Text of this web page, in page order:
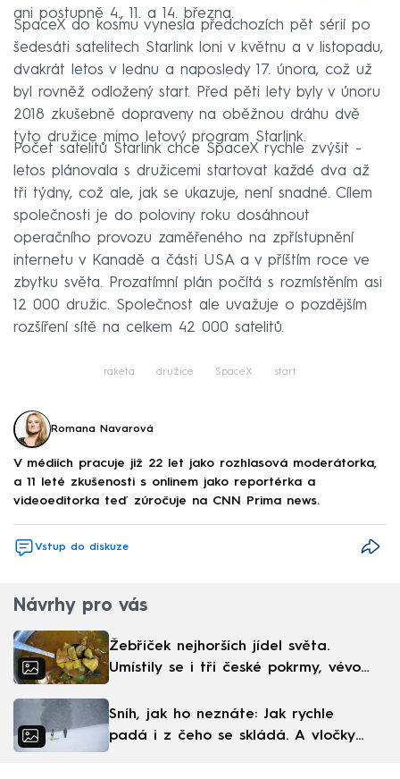
ani postupně 4., 11. a 14. března.
SpaceX do kosmu vynesla předchozích pět sérií po
šedesáti satelitech Starlink loni v květnu a v listopadu,
dvakrát letos v lednu a naposledy 17. února, což už
byl rovněž odložený start. Před pěti lety byly v únoru
2018 zkušebně dopraveny na oběžnou dráhu dvě
tyto družice mimo letový program Starlink.
Počet satelitů Starlink chce SpaceX rychle zvýšit -
letos plánovala s družicemi startovat každé dva až
tři týdny, což ale, jak se ukazuje, není snadné. Cílem
společnosti je do poloviny roku dosáhnout
operačního provozu zaměřeného na zpřístupnění
internetu v Kanadě a části USA a v příštím roce ve
zbytku světa. Prozatímní plán počítá s rozmístěním asi
12 000 družic. Společnost ale uvažuje o pozdějším
rozšíření sítě na celkem 42 000 satelitů.
raketa družice SpaceX start
Romana Navarová
V médiích pracuje již 22 let jako rozhlasová moderátorka,
a 11 leté zkušenosti s onlinem jako reportérka a
videoeditorka teď zúročuje na CNN Prima news.
Vstup do diskuze
Návrhy pro vás
Žebříček nejhorších jídel světa.
Umístily se i tři české pokrmy, vévodí
Sníh, jak ho neznáte: Jak rychle
padá i z čeho se skládá. A vločky